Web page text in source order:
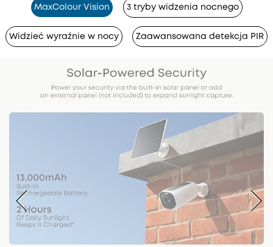
MaxColour Vision 3 tryby widzenia nocnego
Widzieć wyraźnie w nocy Zaawansowana detekcja PIR